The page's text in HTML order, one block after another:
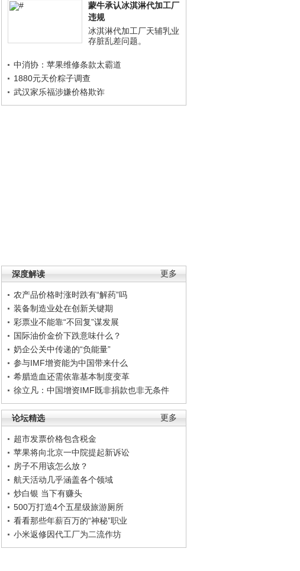
蒙牛承认冰淇淋代加工厂
违规
冰淇淋代加工厂天辅乳业
存脏乱差问题。
中消协：苹果维修条款太霸道
1880元天价粽子调查
武汉家乐福涉嫌价格欺诈
更多
深度解读
农产品价格时涨时跌有“解药”吗
装备制造业处在创新关键期
彩票业不能靠“不回复”谋发展
国际油价金价下跌意味什么？
奶企公关中传递的“负能量”
参与IMF增资能为中国带来什么
希腊造血还需依靠基本制度变革
徐立凡：中国增资IMF既非捐款也非无条件
更多
论坛精选
超市发票价格包含税金
苹果将向北京一中院提起新诉讼
房子不用该怎么放？
航天活动几乎涵盖各个领域
炒白银 当下有赚头
500万打造4个五星级旅游厕所
看看那些年薪百万的“神秘”职业
小米返修因代工厂为二流作坊